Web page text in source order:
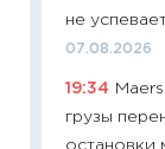
не
07.08.2026
19:34
грузы
остановки